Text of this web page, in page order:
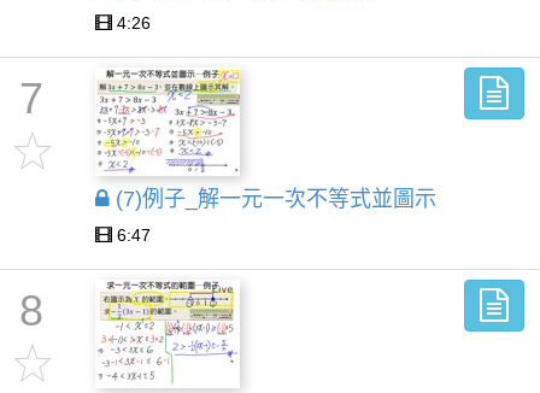
4:26
7
(7)例子_解一元一次不等式並圖示
6:47
8